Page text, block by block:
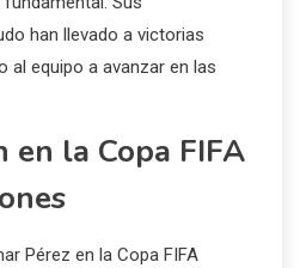
han llevado a victorias
al equipo a avanzar en las
en la Copa FIFA
Pérez en la Copa FIFA